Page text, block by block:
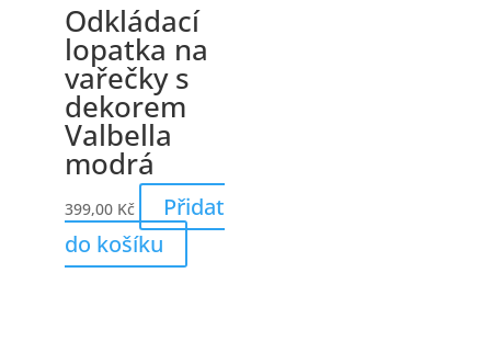
Odkládací
lopatka na
vařečky s
dekorem
Valbella
modrá
399,00 Kč
Přidat
do košíku